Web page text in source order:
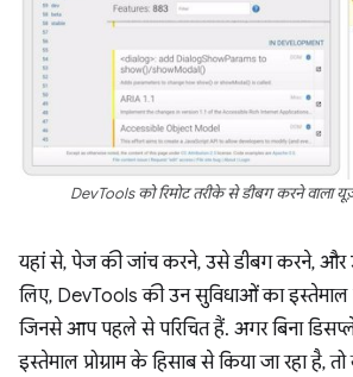
DevTools को रिमोट तरीके से डीबग करने
यहां से, पेज की जांच करने, उसे डीबग करने,
लिए, DevTools की उन सुविधाओं का
जिनसे आप पहले से परिचित हैं. अगर बिना
इस्तेमाल प्रोग्राम के हिसाब से किया जा रहा है,